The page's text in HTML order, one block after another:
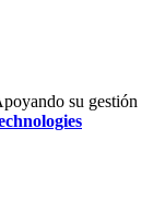
su gestión